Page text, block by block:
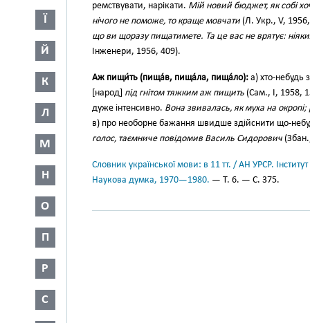
Ї
Й
К
Л
М
Н
О
П
Р
С
ремствувати, нарікати. Мій новий бюджет, як собі
нічого не поможе, то краще мовчати (Л. Укр., V,
що ви щоразу пищатимете. Та це вас не врятує:
Інженери, 1956, 409).
Аж пищи́ть (пища́в, пища́ла, пища́ло): а) хто-небудь
[народ] під гнітом тяжким аж пищить (Сам., І, 1958,
дуже інтенсивно. Вона звивалась, як муха на
в) про необорне бажання швидше здійснити що-
голос, таємниче повідомив Василь Сидорович
Словник української мови: в 11 тт. / АН УРСР.
Наукова думка, 1970—1980. — Т. 6. — С. 375.